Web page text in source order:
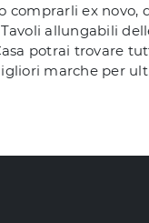
comprarli ex novo,
allungabili
potrai trovare
marche per